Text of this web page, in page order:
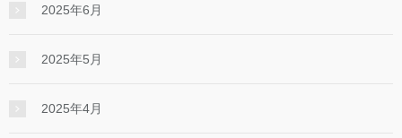
2025年6月
2025年5月
2025年4月